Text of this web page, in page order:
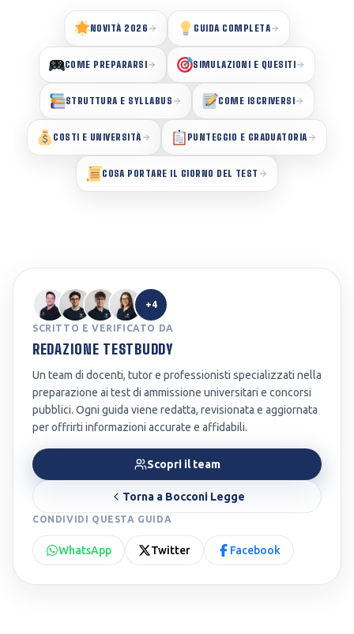
NOVITÀ 2026 GUIDA COMPLETA
COME PREPARARSI SIMULAZIONI E QUESITI
STRUTTURA E SYLLABUS COME ISCRIVERSI
COSTI E UNIVERSITÀ PUNTEGGIO E GRADUATORIA
COSA PORTARE IL GIORNO DEL TEST
+4
SCRITTO E VERIFICATO DA
REDAZIONE TESTBUDDY
Un team di docenti, tutor e professionisti specializzati nella
preparazione ai test di ammissione universitari e concorsi
pubblici. Ogni guida viene redatta, revisionata e aggiornata
per offrirti informazioni accurate e affidabili.
Scopri il team
Torna a Bocconi Legge
CONDIVIDI QUESTA GUIDA
WhatsApp Twitter Facebook